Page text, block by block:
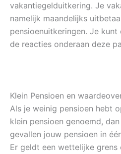
vakantiegelduitkering. Je
namelijk maandelijks
pensioenuitkeringen. Je
de reacties onderaan deze
Klein Pensioen en
Als je weinig pensioen hebt
klein pensioen genoemd,
gevallen jouw pensioen in
Er geldt een wettelijke